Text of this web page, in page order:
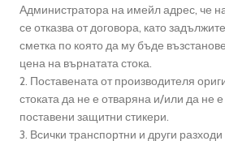
Администратора на имейл адрес, че
се отказва от договора, като
сметка по която да му бъде
цена на върнатата стока.
2. Поставената от производителя
стоката да не е отваряна и/или да не
поставени защитни стикери.
3. Всички транспортни и други